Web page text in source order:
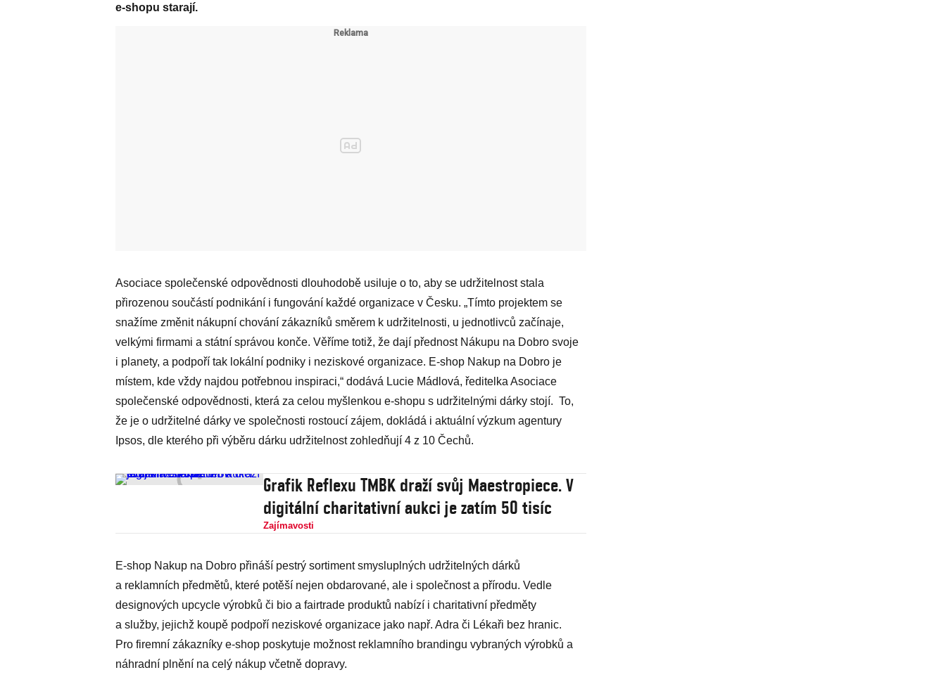
e-shopu starají.
Asociace společenské odpovědnosti dlouhodobě usiluje o to, aby se udržitelnost stala
přirozenou součástí podnikání i fungování každé organizace v Česku. „Tímto projektem se
snažíme změnit nákupní chování zákazníků směrem k udržitelnosti, u jednotlivců začínaje,
velkými firmami a státní správou konče. Věříme totiž, že dají přednost Nákupu na Dobro svoje
i planety, a podpoří tak lokální podniky i neziskové organizace. E-shop Nakup na Dobro je
místem, kde vždy najdou potřebnou inspiraci,“ dodává Lucie Mádlová, ředitelka Asociace
společenské odpovědnosti, která za celou myšlenkou e-shopu s udržitelnými dárky stojí. To,
že je o udržitelné dárky ve společnosti rostoucí zájem, dokládá i aktuální výzkum agentury
Ipsos, dle kterého při výběru dárku udržitelnost zohledňují 4 z 10 Čechů.
Grafik Reflexu TMBK draží svůj Maestropiece. V
digitální charitativní aukci je zatím 50 tisíc
Zajímavosti
E-shop Nakup na Dobro přináší pestrý sortiment smysluplných udržitelných dárků
a reklamních předmětů, které potěší nejen obdarované, ale i společnost a přírodu. Vedle
designových upcycle výrobků či bio a fairtrade produktů nabízí i charitativní předměty
a služby, jejichž koupě podpoří neziskové organizace jako např. Adra či Lékaři bez hranic.
Pro firemní zákazníky e-shop poskytuje možnost reklamního brandingu vybraných výrobků a
náhradní plnění na celý nákup včetně dopravy.